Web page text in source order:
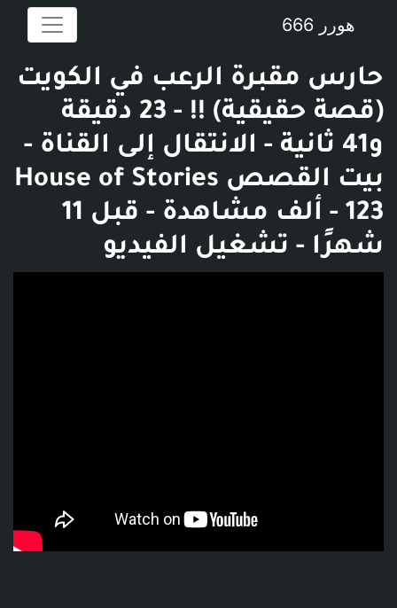
هورر 666
حارس مقبرة الرعب في الكويت
(قصة حقيقية) !! - 23 دقيقة
و41 ثانية - الانتقال إلى القناة -
بيت القصص House of Stories
- 123 ألف مشاهدة - قبل 11
شهرًا - تشغيل الفيديو